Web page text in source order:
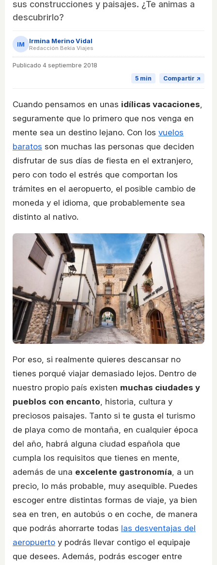
sus construcciones y paisajes. ¿Te animas a
descubrirlo?
IM Irmina Merino Vidal
Redacción Bekia Viajes
Publicado 4 septiembre 2018
5 min
Compartir ↗
Cuando pensamos en unas idílicas vacaciones
seguramente que lo primero que nos venga en
mente sea un destino lejano. Con los vuelos
baratos son muchas las personas que deciden
disfrutar de sus días de fiesta en el extranjero,
pero con todo el estrés que comportan los
trámites en el aeropuerto, el posible cambio de
moneda y el idioma, que probablemente sea
distinto al nativo.
Por eso, si realmente quieres descansar no
tienes porqué viajar demasiado lejos. Dentro de
nuestro propio país existen muchas ciudades y
pueblos con encanto, historia, cultura y
preciosos paisajes. Tanto si te gusta el turismo
de playa como de montaña, en cualquier época
del año, habrá alguna ciudad española que
cumpla los requisitos que tienes en mente,
además de una excelente gastronomía, a un
precio, lo más probable, muy asequible. Puedes
escoger entre distintas formas de viaje, ya bien
sea en tren, en autobús o en coche, de manera
que podrás ahorrarte todas las desventajas del
aeropuerto y podrás llevar contigo el equipaje
que desees. Además, podrás escoger entre